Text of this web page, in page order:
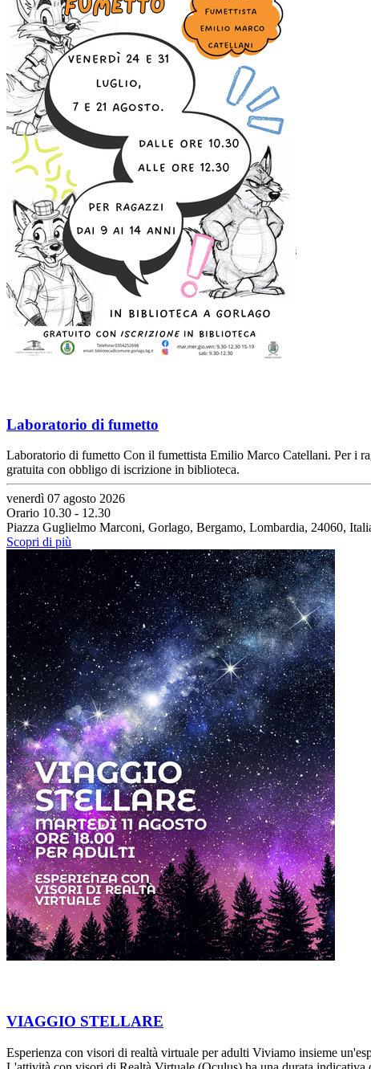
Laboratorio di fumetto
Laboratorio di fumetto Con il fumettista Emilio Marco Catellani. Per i
gratuita con obbligo di iscrizione in biblioteca.
venerdì 07 agosto 2026
Orario 10.30 - 12.30
Piazza Guglielmo Marconi, Gorlago, Bergamo, Lombardia, 24060,
Scopri di più
VIAGGIO STELLARE
Esperienza con visori di realtà virtuale per adulti Viviamo insieme